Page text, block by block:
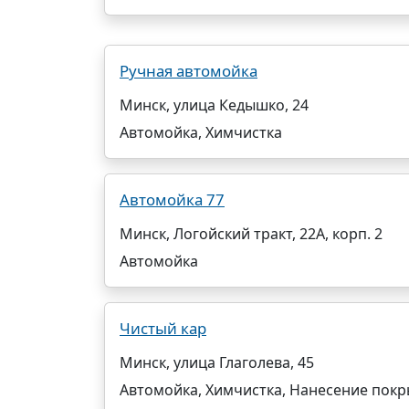
Ручная автомойка
Минск, улица Кедышко, 24
Автомойка, Химчистка
Автомойка 77
Минск, Логойский тракт, 22А, корп. 2
Автомойка
Чистый кар
Минск, улица Глаголева, 45
Автомойка, Химчистка, Нанесение